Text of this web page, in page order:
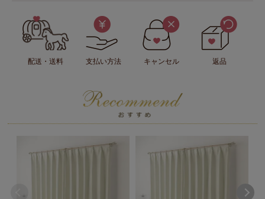
配送・送料 支払い方法 キャンセル 返品